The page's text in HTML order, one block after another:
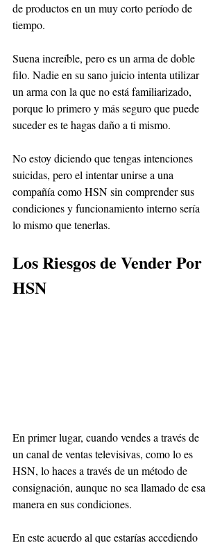
de productos en un muy corto período de
tiempo.
Suena increíble, pero es un arma de doble
filo. Nadie en su sano juicio intenta utilizar
un arma con la que no está familiarizado,
porque lo primero y más seguro que puede
suceder es te hagas daño a ti mismo.
No estoy diciendo que tengas intenciones
suicidas, pero el intentar unirse a una
compañía como HSN sin comprender sus
condiciones y funcionamiento interno sería
lo mismo que tenerlas.
Los Riesgos de Vender Por
HSN
En primer lugar, cuando vendes a través de
un canal de ventas televisivas, como lo es
HSN, lo haces a través de un método de
consignación, aunque no sea llamado de esa
manera en sus condiciones.
En este acuerdo al que estarías accediendo